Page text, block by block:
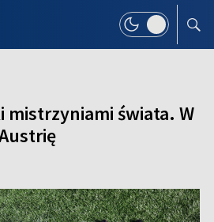
mistrzyniami świata. W